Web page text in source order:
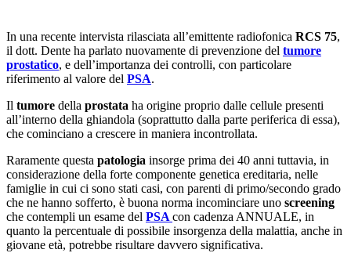
In una recente intervista rilasciata all’emittente radiofonica RCS 75,
il dott. Dente ha parlato nuovamente di prevenzione del tumore
prostatico, e dell’importanza dei controlli, con particolare
riferimento al valore del PSA.
Il tumore della prostata ha origine proprio dalle cellule presenti
all’interno della ghiandola (soprattutto dalla parte periferica di essa),
che cominciano a crescere in maniera incontrollata.
Raramente questa patologia insorge prima dei 40 anni tuttavia, in
considerazione della forte componente genetica ereditaria, nelle
famiglie in cui ci sono stati casi, con parenti di primo/secondo grado
che ne hanno sofferto, è buona norma incominciare uno screening
che contempli un esame del PSA con cadenza ANNUALE, in
quanto la percentuale di possibile insorgenza della malattia, anche in
giovane età, potrebbe risultare davvero significativa.